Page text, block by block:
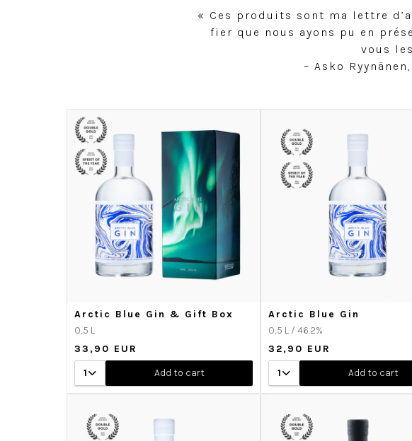
« Ces produits sont ma lettre
fier que nous ayons pu en
vous
– Asko
Arctic Blue Gin & Gift Box
0,5 L
33,90 EUR
1
Add to cart
Arctic Blue Gin
0,5 L / 46.2%
32,90 EUR
1
Add to cart